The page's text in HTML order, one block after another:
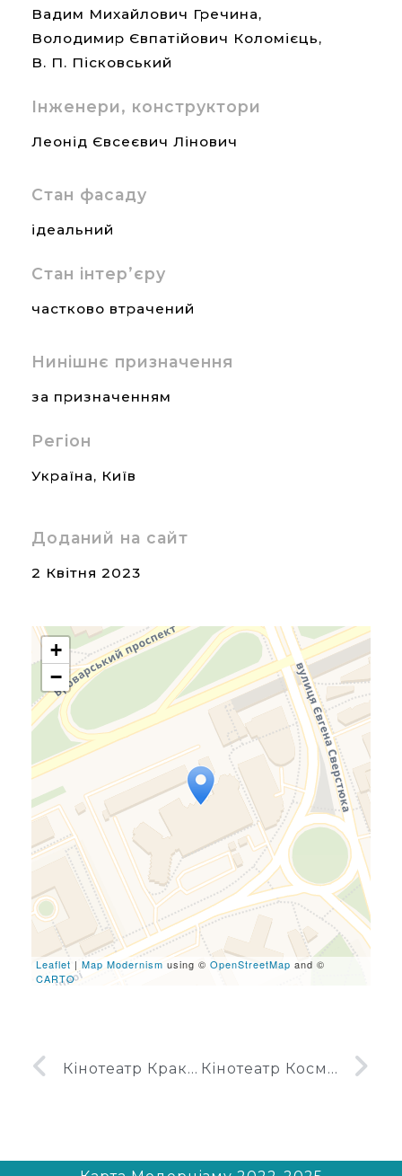
Вадим Михайлович Гречина,
Володимир Євпатійович Коломієць,
В. П. Пісковський
Інженери, конструктори
Леонід Євсеєвич Лінович
Стан фасаду
ідеальний
Стан інтер’єру
частково втрачений
Нинішнє призначення
за призначенням
Регіон
Україна, Київ
Доданий на сайт
2 Квітня 2023
Travelers' Map is loading...
If you see this after your
page is loaded completely,
leafletJS files are missing.
+
−
Leaflet | Map Modernism using © OpenStreetMap and ©
CARTO
Кінотеатр Краків Кінотеатр Космос у Києві